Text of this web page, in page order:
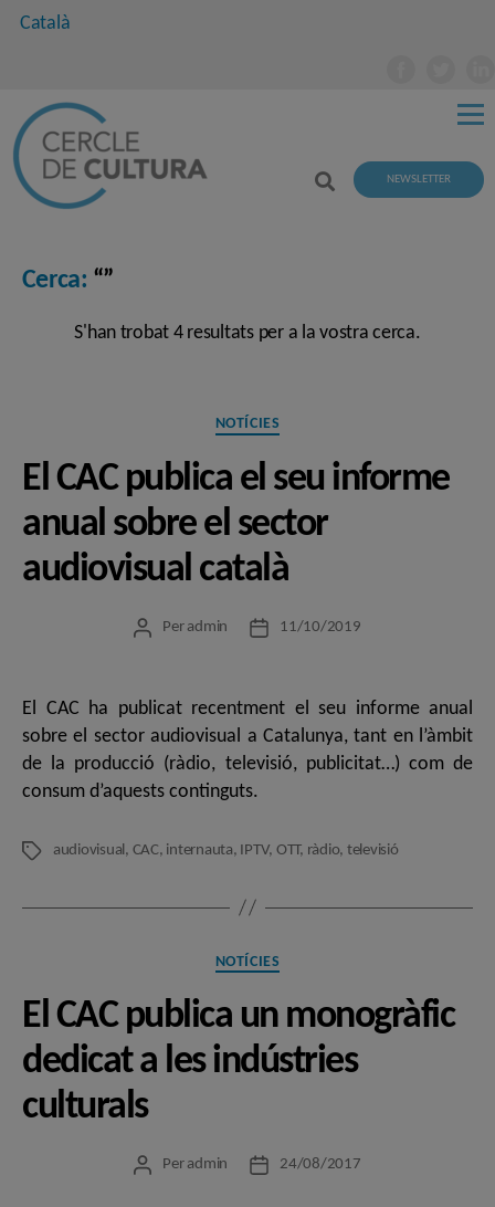
Català
NEWSLETTER
Cerca: “”
S'han trobat 4 resultats per a la vostra cerca.
Categories
NOTÍCIES
El CAC publica el seu informe
anual sobre el sector
audiovisual català
Autor
Per admin
Data11/10/2019
El CAC ha publicat recentment el seu informe anual
sobre el sector audiovisual a Catalunya, tant en l’àmbit
de la producció (ràdio, televisió, publicitat…) com de
consum d’aquests continguts.
Etiquetesaudiovisual , CAC, internauta, IPTV, OTT, ràdio, televisió
Categories
NOTÍCIES
El CAC publica un monogràfic
dedicat a les indústries
culturals
Autor
Per admin
Data24/08/2017